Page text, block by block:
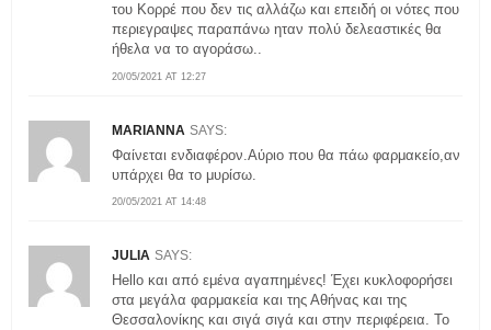
20/05/2021 AT 12:27
του Κορρέ που δεν τις αλλάζω και επειδή οι νότες που
περιεγραψες παραπάνω ηταν πολύ δελεαστικές θα
ήθελα να το αγοράσω..
MARIANNA SAYS:
20/05/2021 AT 14:48
Φαίνεται ενδιαφέρον.Αύριο που θα πάω φαρμακείο,αν
υπάρχει θα το μυρίσω.
JULIA SAYS:
Hello και από εμένα αγαπημένες! Έχει κυκλοφορήσει
στα μεγάλα φαρμακεία και της Αθήνας και της
Θεσσαλονίκης και σιγά σιγά και στην περιφέρεια. Το